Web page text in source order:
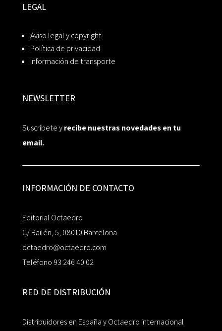
LEGAL
Aviso legal y copyright
Política de privacidad
Información de transporte
NEWSLETTER
Suscríbete yrecibe nuestras novedades en tu
email.
INFORMACIÓN DE CONTACTO
Editorial Octaedro
C/ Bailén, 5, 08010 Barcelona
octaedro@octaedro.com
Teléfono 93 246 40 02
RED DE DISTRIBUCIÓN
Distribuidores en España y Octaedro internacional